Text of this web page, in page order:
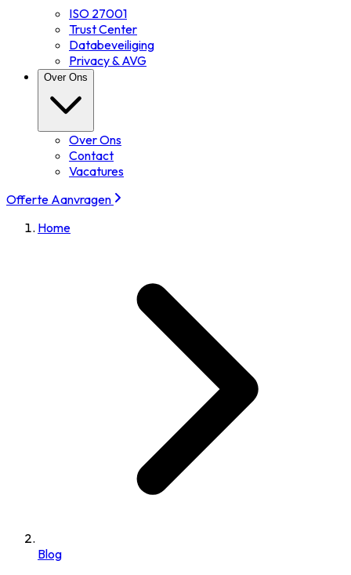
ISO 27001
Trust Center
Databeveiliging
Privacy & AVG
Over Ons
Over Ons
Contact
Vacatures
Offerte Aanvragen
Home
Blog